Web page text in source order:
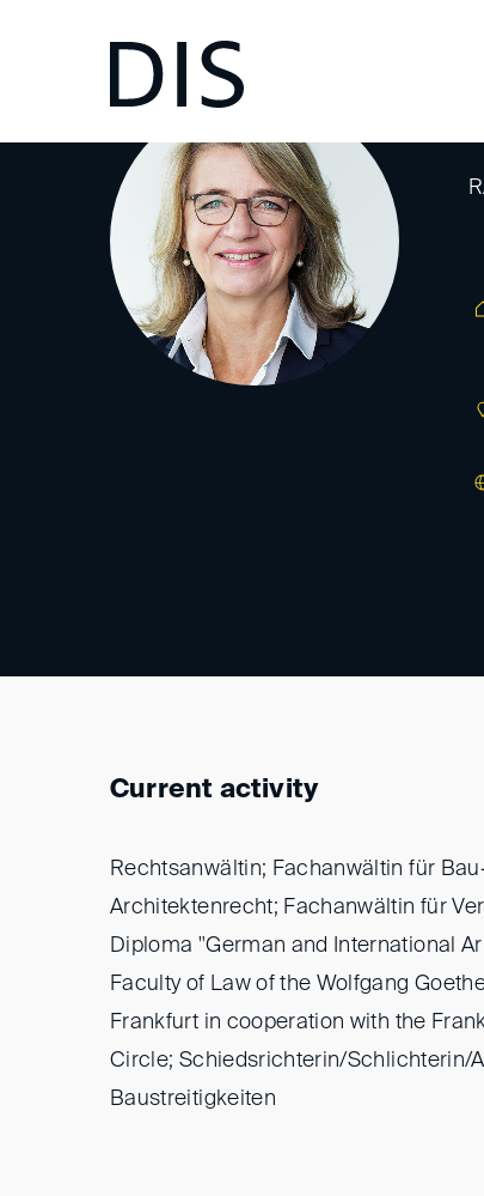
Current activity
Rechtsanwältin; Fachanwältin für
Architektenrecht; Fachanwältin für
Diploma "German and International
Faculty of Law of the Wolfgang
Frankfurt in cooperation with the
Circle; Schiedsrichterin/Schlichterin/
Baustreitigkeiten